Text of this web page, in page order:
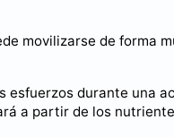
movilizarse de forma
esfuerzos durante una
a partir de los